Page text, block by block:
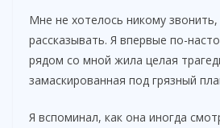
Мне не хотелось никому
рассказывать. Я впервые по-
рядом со мной жила целая
замаскированная под грязный
Я вспоминал, как она иногда